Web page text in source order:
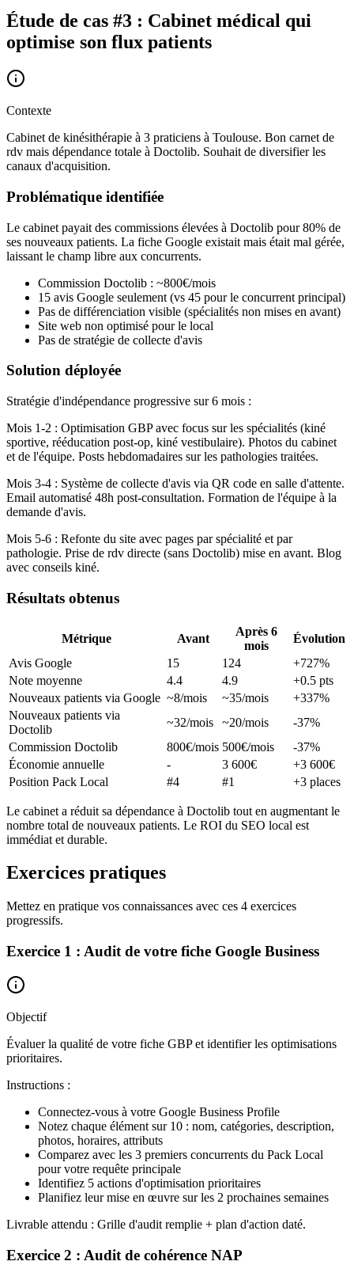
Étude de cas #3 : Cabinet médical qui
optimise son flux patients
Contexte
Cabinet de kinésithérapie à 3 praticiens à Toulouse. Bon carnet de
rdv mais dépendance totale à Doctolib. Souhait de diversifier les
canaux d'acquisition.
Problématique identifiée
Le cabinet payait des commissions élevées à Doctolib pour 80% de
ses nouveaux patients. La fiche Google existait mais était mal gérée,
laissant le champ libre aux concurrents.
Commission Doctolib : ~800€/mois
15 avis Google seulement (vs 45 pour le concurrent principal)
Pas de différenciation visible (spécialités non mises en avant)
Site web non optimisé pour le local
Pas de stratégie de collecte d'avis
Solution déployée
Stratégie d'indépendance progressive sur 6 mois :
Mois 1-2 : Optimisation GBP avec focus sur les spécialités (kiné
sportive, rééducation post-op, kiné vestibulaire). Photos du cabinet
et de l'équipe. Posts hebdomadaires sur les pathologies traitées.
Mois 3-4 : Système de collecte d'avis via QR code en salle d'attente.
Email automatisé 48h post-consultation. Formation de l'équipe à la
demande d'avis.
Mois 5-6 : Refonte du site avec pages par spécialité et par
pathologie. Prise de rdv directe (sans Doctolib) mise en avant. Blog
avec conseils kiné.
Résultats obtenus
Métrique Avant
Après 6
mois
Évolution
Avis Google
15 124
+727%
Note moyenne
4.4 4.9
+0.5 pts
Nouveaux patients via Google ~8/mois ~35/mois
+337%
Nouveaux patients via
Doctolib
~32/mois ~20/mois
-37%
Commission Doctolib
800€/mois 500€/mois
-37%
Économie annuelle
- 3 600€
+3 600€
Position Pack Local
#4 #1 +3 places
Le cabinet a réduit sa dépendance à Doctolib tout en augmentant le
nombre total de nouveaux patients. Le ROI du SEO local est
immédiat et durable.
Exercices pratiques
Mettez en pratique vos connaissances avec ces 4 exercices
progressifs.
Exercice 1 : Audit de votre fiche Google Business
Objectif
Évaluer la qualité de votre fiche GBP et identifier les optimisations
prioritaires.
Instructions :
Connectez-vous à votre Google Business Profile
Notez chaque élément sur 10 : nom, catégories, description,
photos, horaires, attributs
Comparez avec les 3 premiers concurrents du Pack Local
pour votre requête principale
Identifiez 5 actions d'optimisation prioritaires
Planifiez leur mise en œuvre sur les 2 prochaines semaines
Livrable attendu : Grille d'audit remplie + plan d'action daté.
Exercice 2 : Audit de cohérence NAP